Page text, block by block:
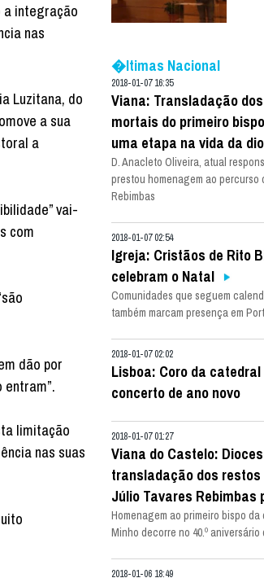
a integração
nas
Luzitana, do
a sua
a
vai-
com
dão por
limitação
nas suas
�ltimas Nacional
2018-01-07 16:35
Viana: Transladação
mortais do primeiro
uma etapa na vida da
D. Anacleto Oliveira, atual
prestou homenagem ao percurso
Rebimbas
2018-01-07 02:54
Igreja: Cristãos de Rito
celebram o Natal
Comunidades que seguem
também marcam presença em
2018-01-07 02:02
Lisboa: Coro da
concerto de ano novo
2018-01-07 01:27
Viana do Castelo:
transladação dos restos
Júlio Tavares Rebimbas
Homenagem ao primeiro bispo
Minho decorre no 40.º
2018-01-06 18:49